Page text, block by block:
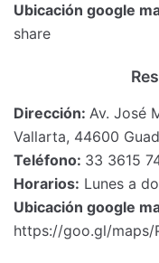
Ubicación google
share
Dirección: Av. José
Vallarta, 44600
Teléfono: 33 3615
Horarios: Lunes a
Ubicación google
https://goo.gl/maps/